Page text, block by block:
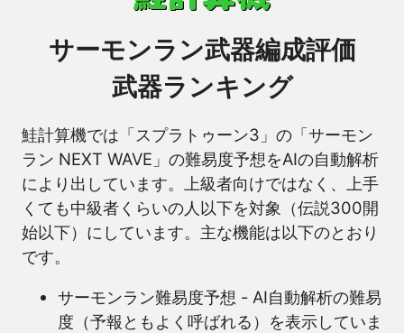
サーモンラン武器編成評価
武器ランキング
鮭計算機では「スプラトゥーン3」の「サーモン
ラン NEXT WAVE」の難易度予想をAIの自動解析
により出しています。上級者向けではなく、上手
くても中級者くらいの人以下を対象（伝説300開
始以下）にしています。主な機能は以下のとおり
です。
サーモンラン難易度予想 - AI自動解析の難易
度（予報ともよく呼ばれる）を表示していま